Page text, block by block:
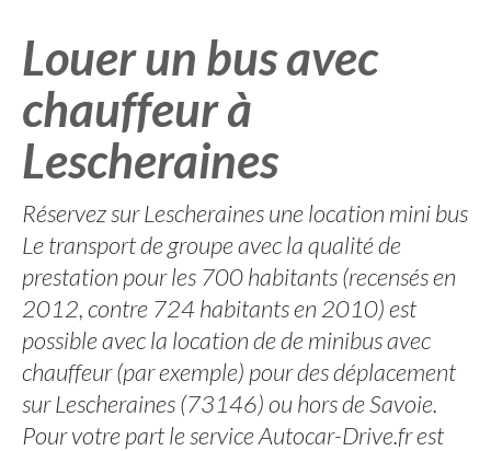
Louer un bus avec
chauffeur à
Lescheraines
Réservez sur Lescheraines une location mini bus
Le transport de groupe avec la qualité de
prestation pour les 700 habitants (recensés en
2012, contre 724 habitants en 2010) est
possible avec la location de de minibus avec
chauffeur (par exemple) pour des déplacement
sur Lescheraines (73146) ou hors de Savoie.
Pour votre part le service Autocar-Drive.fr est